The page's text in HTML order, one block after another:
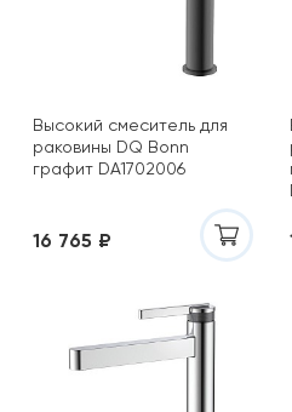
Высокий смеситель для
раковины DQ Bonn
графит DA1702006
16 765 ₽